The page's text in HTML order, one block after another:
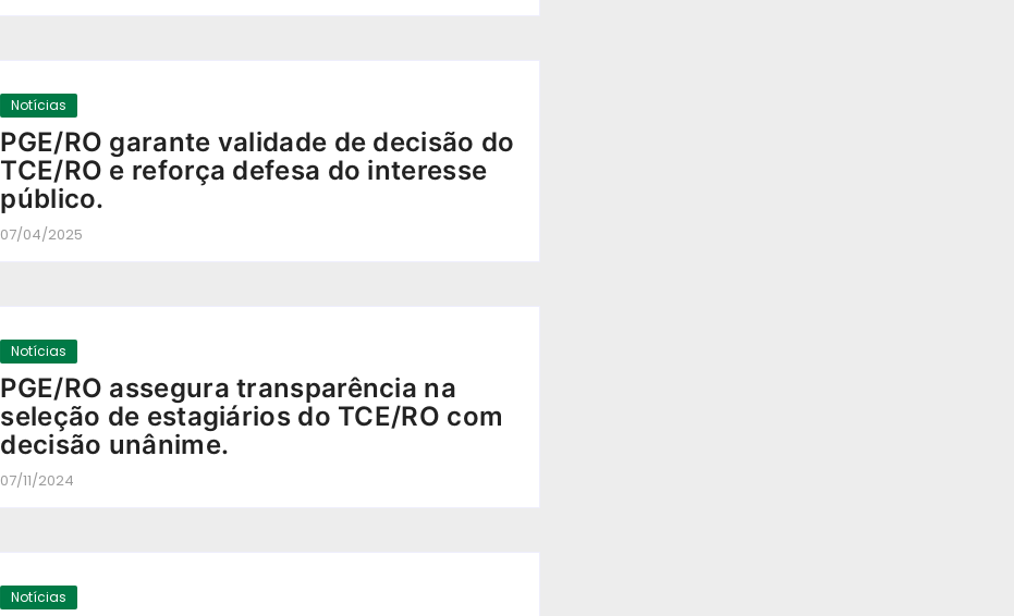
Notícias
PGE/RO garante validade de decisão do
TCE/RO e reforça defesa do interesse
público.
07/04/2025
Notícias
PGE/RO assegura transparência na
seleção de estagiários do TCE/RO com
decisão unânime.
07/11/2024
Notícias